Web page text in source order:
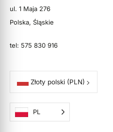
ul. 1 Maja 276
Polska, Śląskie
tel: 575 830 916
Złoty polski (PLN)
PL